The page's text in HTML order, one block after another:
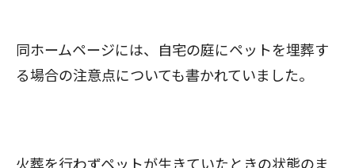
同ホームページには、自宅の庭にペットを埋葬す
る場合の注意点についても書かれていました。
火葬を行わずペットが生きていたときの状態のま